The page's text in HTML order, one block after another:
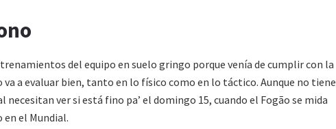
del equipo en suelo gringo porque venía de cumplir con la
a evaluar bien, tanto en lo físico como en lo táctico. Aunque no tiene
ver si está fino pa’ el domingo 15, cuando el Fogão se mida
el Mundial.